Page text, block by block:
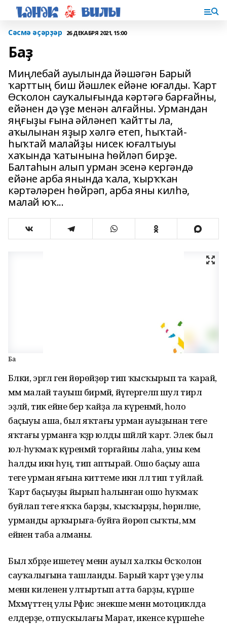
Сәсмә әҫәрҙәр 26 ДЕКАБРЯ 2021, 15:00
Баҙ
Миңлебай ауылында йәшәгән Барый
ҡарттың биш йәшлек ейәне юғалды. Ҡарт
Өсҡолон сауҡалығында кәртәгә барғайны,
ейәнен дә үҙе менән алғайны. Урмандан
яңғыҙы ғына әйләнеп ҡайтты ла,
аҡылынан яҙыр хәлгә етеп, һыҡтай-
һыҡтай малайҙы нисек юғалтыуы
хаҡында ҡатынына һөйләп бирҙе.
Балтаһын алып урман эсенә кергәндә
ейәне арба янында ҡала, ҡырҡҡан
кәртәләрен һөйрәп, арба яны килһә,
малай юҡ...
Баҙ
Бәлки, эргәлә генә йөрөйҙөр тип ҡысҡырып та ҡарай,
әммә малай тауыш бирмәй, йүгергеләп шул тирәлә
эҙләй, тик ейәне бер ҡайҙа ла күренмәй, һоло
баҫыуы аша, был яҡтағы урман ауыҙынан теге
яҡтағы урманға ҡәҙәр юлды шәйләй ҡарт. Элек был
юл-һуҡмаҡ күренмәй торғайны лаһа, уны кем
һалды икән һуң, тип аптырай. Ошо баҫыу аша
теге урман яғына киттеме икән әллә тип тә уйлай.
Ҡарт баҫыуҙы йырып һалынған ошо һуҡмаҡ
буйлап теге яҡҡа барҙы, ҡысҡырҙы, һөрәнләне,
урманды арҡырыға-буйға йөрөп сыҡты, әммә
ейәнен таба алманы.
Был хәбәрҙе ишетеү менән ауыл халҡы Өсҡолон
сауҡалығына ташланды. Барый ҡарт үҙе улы
менән киленен ултыртып атта барҙы, күрше
Мәхмүттең улы Рәфис энекәше менән мотоциклда
елдерҙе, отпускылағы Марат, икенсе күршеһе